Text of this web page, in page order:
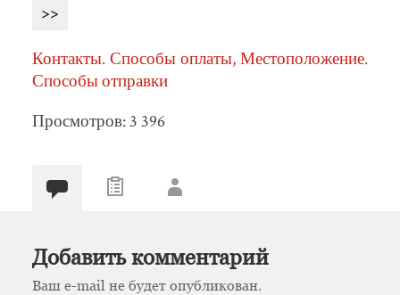
>>
Контакты. Способы оплаты, Местоположение.
Способы отправки
Просмотров: 3 396
Добавить комментарий
Ваш e-mail не будет опубликован.